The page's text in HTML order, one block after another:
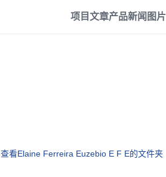
项目文章产品新闻 图片
查看Elaine Ferreira Euzebio E F E的文件夹